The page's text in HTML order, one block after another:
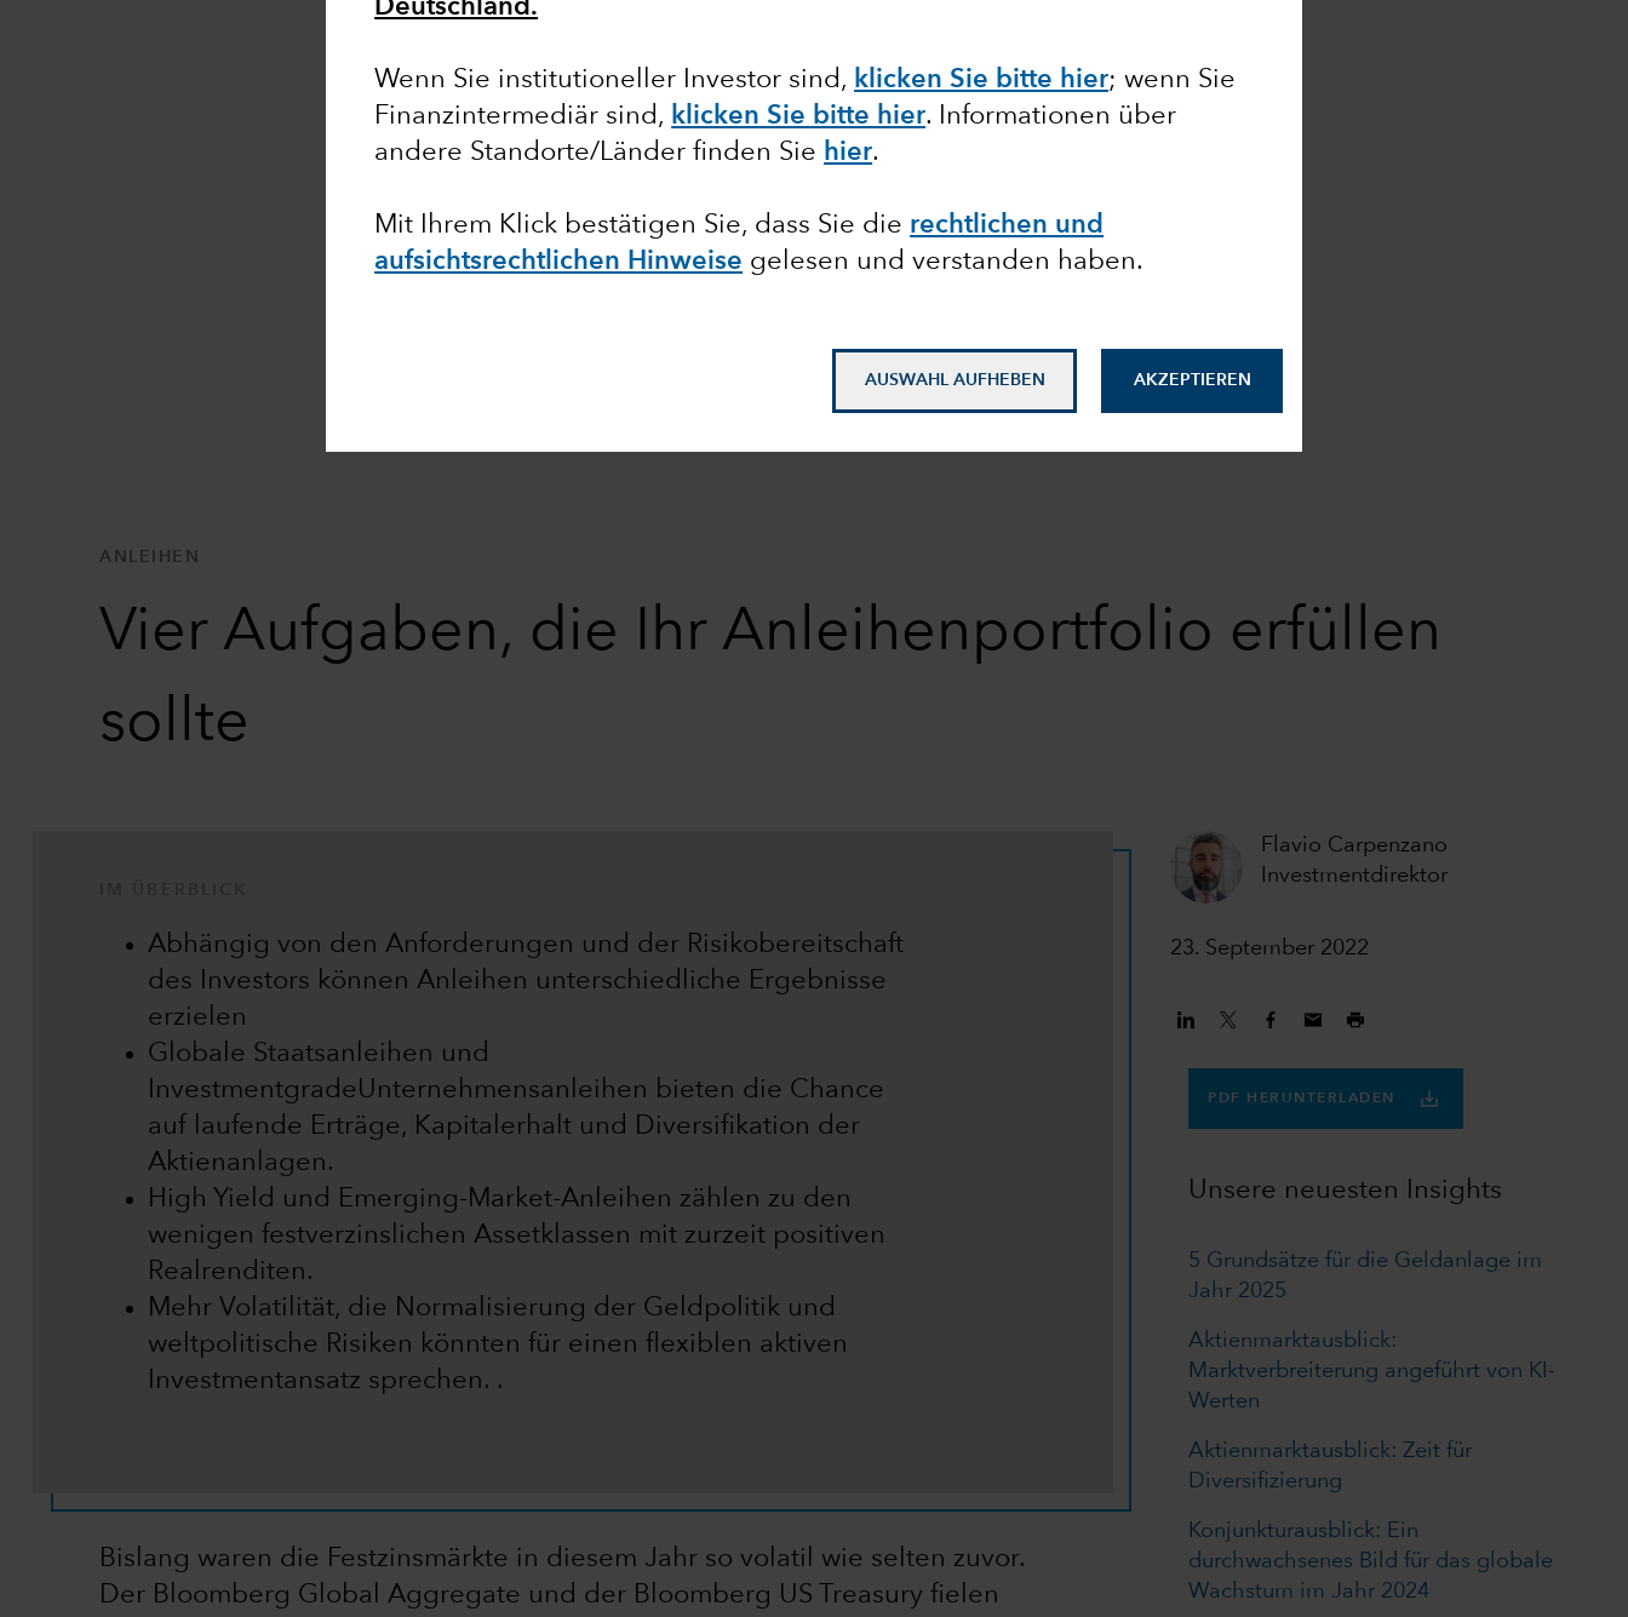
Deutschland.
Wenn Sie institutioneller Investor sind, klicken Sie bitte hier; wenn Sie
Finanzintermediär sind, klicken Sie bitte hier. Informationen über
andere Standorte/Länder finden Sie hier.
Mit Ihrem Klick bestätigen Sie, dass Sie die rechtlichen und
aufsichtsrechtlichen Hinweise gelesen und verstanden haben.
AUSWAHL AUFHEBEN AKZEPTIEREN
ANLEIHEN
Vier Aufgaben, die Ihr Anleihenportfolio erfüllen
sollte
Flavio Carpenzano
Investmentdirektor
23. September 2022
Abhängig von den Anforderungen und der Risikobereitschaft
des Investors können Anleihen unterschiedliche Ergebnisse
erzielen
Globale Staatsanleihen und
InvestmentgradeUnternehmensanleihen bieten die Chance
auf laufende Erträge, Kapitalerhalt und Diversifikation der
Aktienanlagen.
High Yield und Emerging-Market-Anleihen zählen zu den
wenigen festverzinslichen Assetklassen mit zurzeit positiven
Realrenditen.
Mehr Volatilität, die Normalisierung der Geldpolitik und
weltpolitische Risiken könnten für einen flexiblen aktiven
Investmentansatz sprechen. .
Bislang waren die Festzinsmärkte in diesem Jahr so volatil wie selten zuvor.
Der Bloomberg Global Aggregate und der Bloomberg US Treasury fielen
PDF HERUNTERLADEN
Unsere neuesten Insights
5 Grundsätze für die Geldanlage im
Jahr 2025
Aktienmarktausblick:
Marktverbreiterung angeführt von KI-
Werten
Aktienmarktausblick: Zeit für
Diversifizierung
Konjunkturausblick: Ein
durchwachsenes Bild für das globale
Wachstum im Jahr 2024